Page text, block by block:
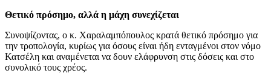
Θετικό πρόσημο, αλλά η μάχη συνεχίζεται
Συνοψίζοντας, ο κ. Χαραλαμπόπουλος κρατά θετικό πρόσημο για
την τροπολογία, κυρίως για όσους είναι ήδη ενταγμένοι στον νόμο
Κατσέλη και αναμένεται να δουν ελάφρυνση στις δόσεις και στο
συνολικό τους χρέος.